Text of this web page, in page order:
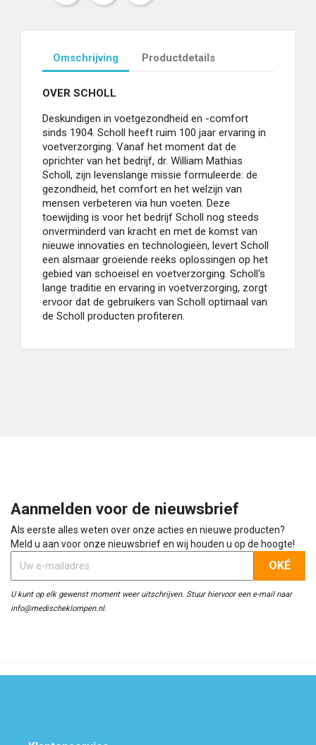
Omschrijving Productdetails
OVER SCHOLL
Deskundigen in voetgezondheid en -comfort
sinds 1904. Scholl heeft ruim 100 jaar ervaring in
voetverzorging. Vanaf het moment dat de
oprichter van het bedrijf, dr. William Mathias
Scholl, zijn levenslange missie formuleerde: de
gezondheid, het comfort en het welzijn van
mensen verbeteren via hun voeten. Deze
toewijding is voor het bedrijf Scholl nog steeds
onverminderd van kracht en met de komst van
nieuwe innovaties en technologieën, levert Scholl
een alsmaar groeiende reeks oplossingen op het
gebied van schoeisel en voetverzorging. Scholl's
lange traditie en ervaring in voetverzorging, zorgt
ervoor dat de gebruikers van Scholl optimaal van
de Scholl producten profiteren.
Aanmelden voor de nieuwsbrief
Als eerste alles weten over onze acties en nieuwe producten?
Meld u aan voor onze nieuwsbrief en wij houden u op de hoogte!
U kunt op elk gewenst moment weer uitschrijven. Stuur hiervoor een e-mail naar
info@medischeklompen.nl.